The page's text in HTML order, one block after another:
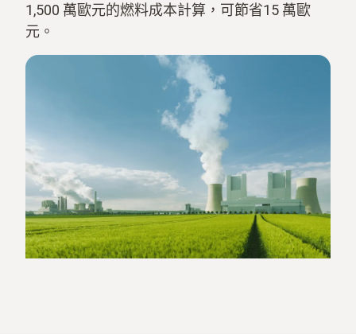
1,500 萬歐元的燃料成本計算，可節省15 萬歐
元。